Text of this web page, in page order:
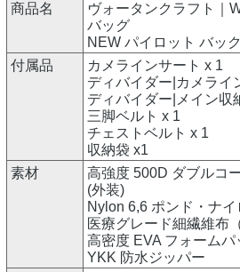
商品名
ヴォータンクラフト｜
バッグ
NEW パイロット バッ
付属品
カメラインサート x 1
ディバイダー|カメライ
ディバイダー|メイン収
三脚ベルト x 1
チェストベルト x 1
収納袋 x1
素材
高強度 500D ダブルコ
(外装)
Nylon 6,6 ポンド・ナ
医療グレード細繊維布
高密度 EVA フォームパ
YKK 防水ジッパー